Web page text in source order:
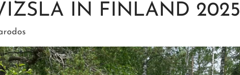
IN FINLAND 2025